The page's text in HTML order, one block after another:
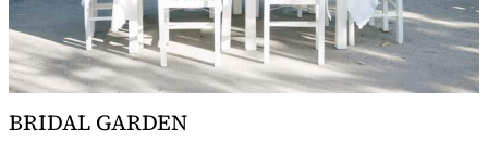
BRIDAL GARDEN